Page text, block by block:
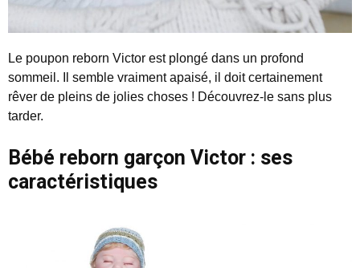
Le poupon reborn Victor est plongé dans un profond
sommeil. Il semble vraiment apaisé, il doit certainement
rêver de pleins de jolies choses ! Découvrez-le sans plus
tarder.
Bébé reborn garçon Victor : ses
caractéristiques